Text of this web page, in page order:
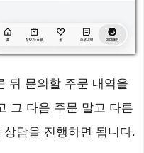
뒤 문의할 주문 내역을
그 다음 주문 말고 다른
담을 진행하면 됩니다.